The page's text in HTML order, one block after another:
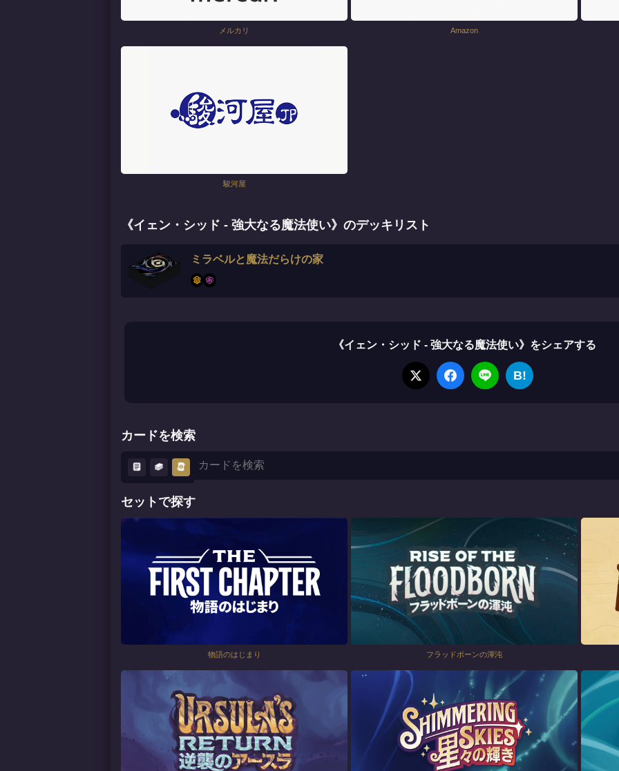
メルカリ Amazon
駿河屋
《イェン・シッド - 強大なる魔法使い》のデッキリスト
ミラベルと魔法だらけの家
《イェン・シッド - 強大なる魔法使い》をシェアする
B!
カードを検索
セットで探す
物語のはじまり フラッドボーンの渾沌